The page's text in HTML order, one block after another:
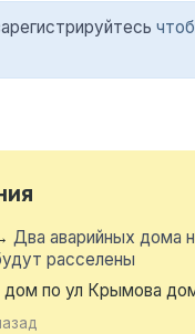
Два аварийных дома
расселены
дом по ул Крымова